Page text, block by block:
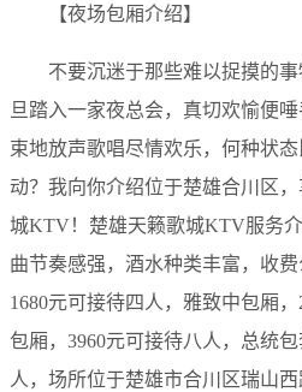
【夜场包厢介绍】
不要沉迷于那些难以捉摸的
旦踏入一家夜总会，真切欢愉便
束地放声歌唱尽情欢乐，何种状
动？我向你介绍位于楚雄合川区
城KTV！楚雄天籁歌城KTV服务
曲节奏感强，酒水种类丰富，收费
1680元可接待四人，雅致中包厢
包厢，3960元可接待八人，总统
人，场所位于楚雄市合川区瑞山